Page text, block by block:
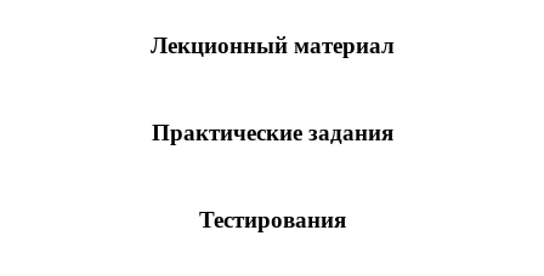
Лекционный материал
Практические задания
Тестирования